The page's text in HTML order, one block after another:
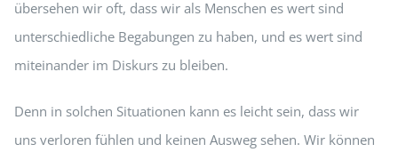
übersehen wir oft, dass wir als Menschen es wert sind
unterschiedliche Begabungen zu haben, und es wert sind
miteinander im Diskurs zu bleiben.
Denn in solchen Situationen kann es leicht sein, dass wir
uns verloren fühlen und keinen Ausweg sehen. Wir können